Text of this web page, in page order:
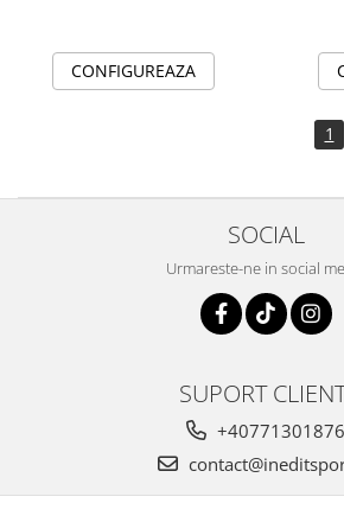
CONFIGUREAZA
1
SOCIAL
Urmareste-ne in social
SUPORT
+40771301876